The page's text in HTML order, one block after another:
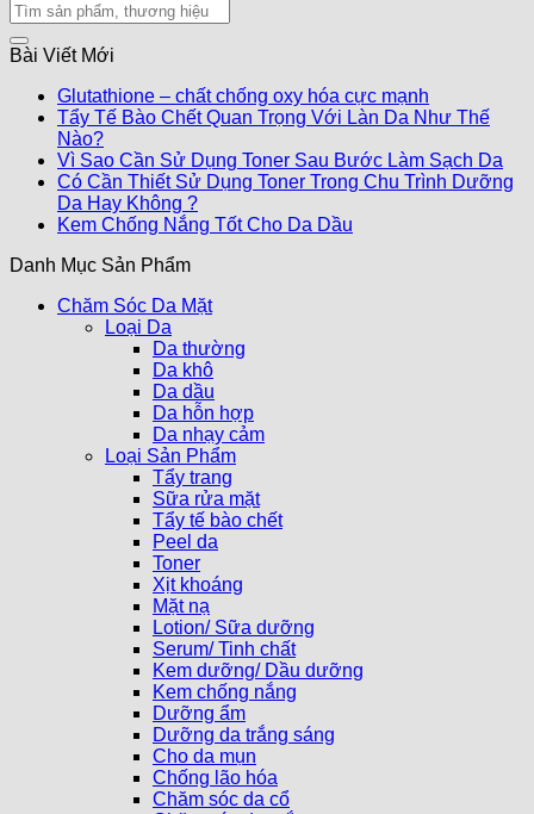
Bài Viết Mới
Glutathione – chất chống oxy hóa cực mạnh
Tẩy Tế Bào Chết Quan Trọng Với Làn Da Như Thế
Nào?
Vì Sao Cần Sử Dụng Toner Sau Bước Làm Sạch Da
Có Cần Thiết Sử Dụng Toner Trong Chu Trình Dưỡng
Da Hay Không ?
Kem Chống Nắng Tốt Cho Da Dầu
Danh Mục Sản Phẩm
Chăm Sóc Da Mặt
Loại Da
Da thường
Da khô
Da dầu
Da hỗn hợp
Da nhạy cảm
Loại Sản Phẩm
Tẩy trang
Sữa rửa mặt
Tẩy tế bào chết
Peel da
Toner
Xịt khoáng
Mặt nạ
Lotion/ Sữa dưỡng
Serum/ Tinh chất
Kem dưỡng/ Dầu dưỡng
Kem chống nắng
Dưỡng ẩm
Dưỡng da trắng sáng
Cho da mụn
Chống lão hóa
Chăm sóc da cổ